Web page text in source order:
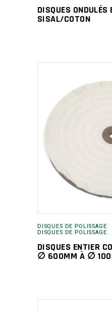
DISQUES ONDULÉS
SISAL/COTON
DISQUES DE POLISSAGE
DISQUES DE POLISSAGE
DISQUES ENTIER
∅ 600MM À ∅